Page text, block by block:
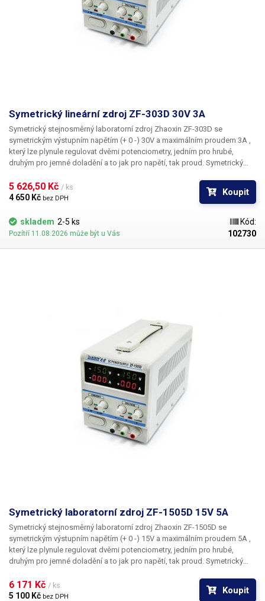
Symetrický lineární zdroj ZF-303D 30V 3A
Symetrický stejnosměrný laboratorní zdroj Zhaoxin ZF-303D se
symetrickým výstupním napětím (+ 0 -) 30V a maximálním proudem 3A ,
který lze plynule regulovat dvěmi potenciometry, jedním pro hrubé,
druhým pro jemné doladění a to jak pro napětí, tak proud. Symetrický
constant voltage (kontantní napětí), které jsou signalizovány
dvoubarevnými LED diodami. Čelní panel zdroje obsahuje 4x třímístné
větve s přesností měření na 100mV a 10mA. Regulace probíhá u obou
větví současně (stejná hodnota na kladné i záporné větvi). Jedná se o
5 626,50 Kč / ks
4 650 Kč bez DPH
Koupit
skladem 2-5 ks
Pozítří 11.08.2026 může být u Vás
Kód:
102730
Symetrický laboratorní zdroj ZF-1505D 15V 5A
Symetrický stejnosměrný laboratorní zdroj Zhaoxin ZF-1505D se
symetrickým výstupním napětím (+ 0 -) 15V a maximálním proudem 5A ,
který lze plynule regulovat dvěmi potenciometry, jedním pro hrubé,
druhým pro jemné doladění a to jak pro napětí, tak proud. Symetrický
constant voltage (kontantní napětí), které jsou signalizovány
dvoubarevnými LED diodami. Čelní panel zdroje obsahuje 4x třímístné
6 171 Kč / ks
5 100 Kč bez DPH
Koupit